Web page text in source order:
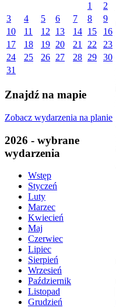
1
2
3
4 5 6 7 8
9
10
11 12 13 14 15
16
17
18 19 20 21 22
23
24
25 26 27 28 29
30
31
Znajdź na mapie
Zobacz wydarzenia na planie
2026 - wybrane
wydarzenia
Wstęp
Styczeń
Luty
Marzec
Kwiecień
Maj
Czerwiec
Lipiec
Sierpień
Wrzesień
Październik
Listopad
Grudzień